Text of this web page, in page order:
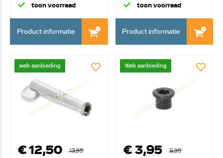
toon voorraad
Product informatie
toon voorraad
Product informatie
web aanbieding
€ 12,50
13,95
Web aanbieding
€ 3,95
5,95